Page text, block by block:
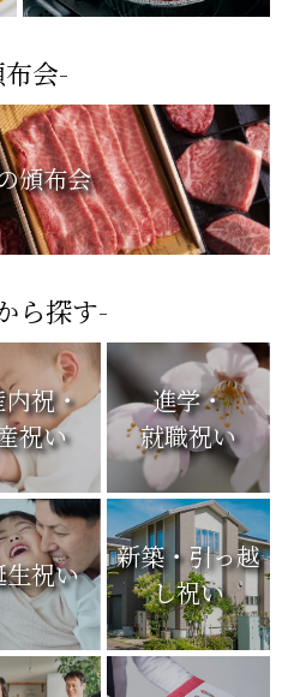
会-
頒布会
ら探す-
内祝・
祝い
進学・
就職祝い
生祝い
新築・引っ越
し祝い